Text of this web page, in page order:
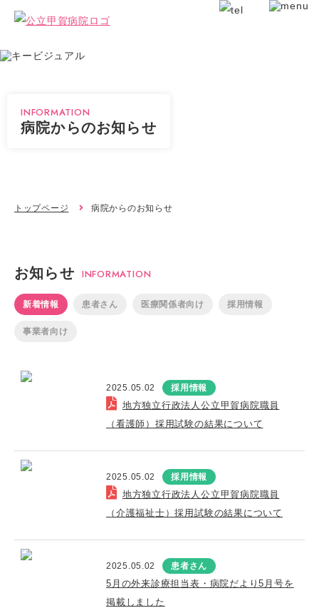
INFORMATION
病院からのお知らせ
トップページ 病院からのお知らせ
お知らせ INFORMATION
新着情報 患者さん 医療関係者向け 採用情報
事業者向け
2025.05.02 採用情報
地方独立行政法人公立甲賀病院職員
（看護師）採用試験の結果について
2025.05.02 採用情報
地方独立行政法人公立甲賀病院職員
（介護福祉士）採用試験の結果について
2025.05.02 患者さん
5月の外来診療担当表・病院だより5月号を
掲載しました